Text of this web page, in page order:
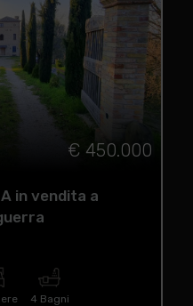
€ 450.000
in vendita a
4 Bagni